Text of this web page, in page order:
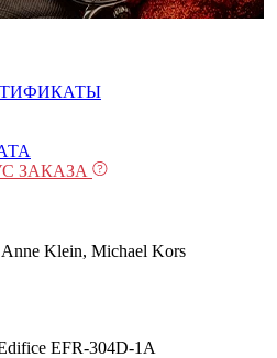
ЗАКАЗА
Klein, Michael Kors
EFR-304D-1A